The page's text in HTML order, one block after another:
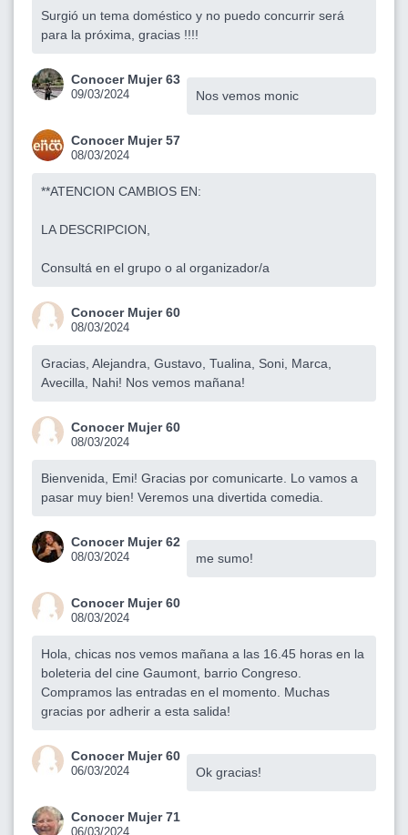
Surgió un tema doméstico y no puedo concurrir será
para la próxima, gracias !!!!
Conocer Mujer 63
09/03/2024 Nos vemos monic
Conocer Mujer 57
08/03/2024
**ATENCION CAMBIOS EN:
LA DESCRIPCION,
Consultá en el grupo o al organizador/a
Conocer Mujer 60
08/03/2024
Gracias, Alejandra, Gustavo, Tualina, Soni, Marca,
Avecilla, Nahi! Nos vemos mañana!
Conocer Mujer 60
08/03/2024
Bienvenida, Emi! Gracias por comunicarte. Lo vamos a
pasar muy bien! Veremos una divertida comedia.
Conocer Mujer 62
08/03/2024 me sumo!
Conocer Mujer 60
08/03/2024
Hola, chicas nos vemos mañana a las 16.45 horas en la
boleteria del cine Gaumont, barrio Congreso.
Compramos las entradas en el momento. Muchas
gracias por adherir a esta salida!
Conocer Mujer 60
06/03/2024 Ok gracias!
Conocer Mujer 71
06/03/2024